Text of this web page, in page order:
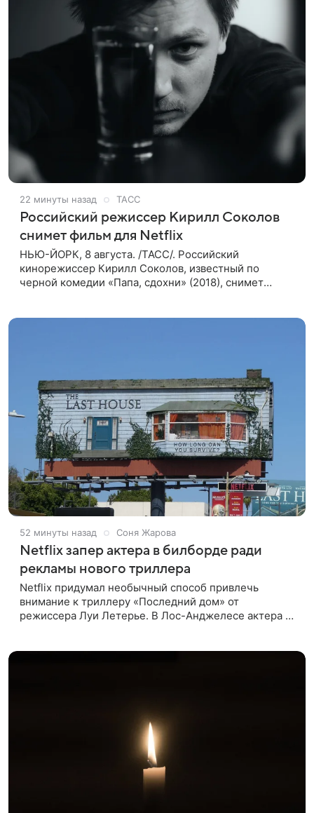
22 минуты назад ТАСС
Российский режиссер Кирилл Соколов
снимет фильм для Netflix
НЬЮ-ЙОРК, 8 августа. /ТАСС/. Российский
кинорежиссер Кирилл Соколов, известный по
черной комедии «Папа, сдохни» (2018), снимет
52 минуты назад Соня Жарова
Netflix запер актера в билборде ради
рекламы нового триллера
Netflix придумал необычный способ привлечь
внимание к триллеру «Последний дом» от
режиссера Луи Летерье. В Лос-Анджелесе актера на